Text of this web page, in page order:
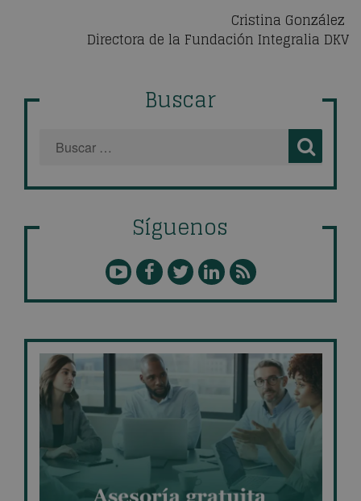
Cristina González
Directora de la Fundación Integralia DKV
Buscar
Síguenos